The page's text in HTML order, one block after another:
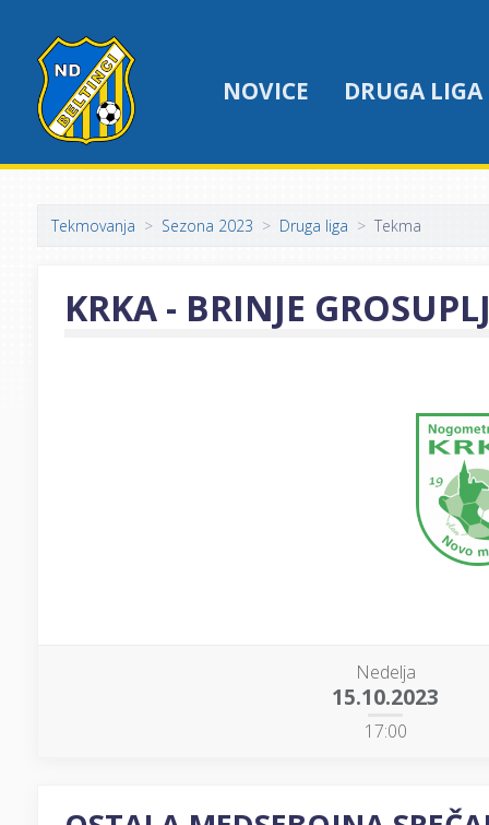
NOVICE DRUGA LIGA
Tekmovanja Sezona 2023 Druga liga Tekma
KRKA - BRINJE
Nedelja
15.10.2023
17:00